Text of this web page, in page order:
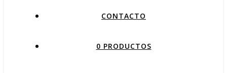
CONTACTO
0 PRODUCTOS